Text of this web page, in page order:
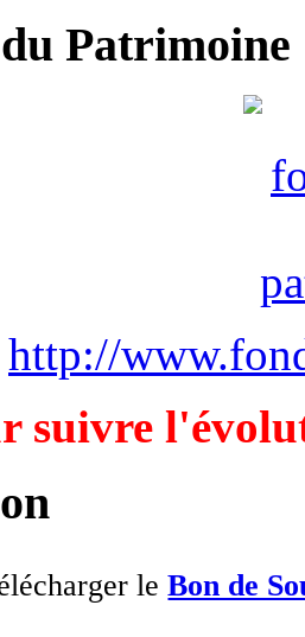
Patrimoine
http://
suivre
leBon de